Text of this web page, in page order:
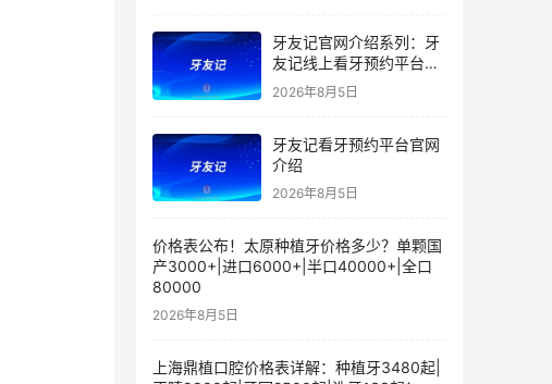
牙友记官网介绍系列：牙
友记线上看牙预约平台的
优势在哪里？
2026年8月5日
牙友记看牙预约平台官网
介绍
2026年8月5日
价格表公布！太原种植牙价格多少？单颗国
产3000+|进口6000+|半口40000+|全口
80000
2026年8月5日
上海鼎植口腔价格表详解：种植牙3480起|